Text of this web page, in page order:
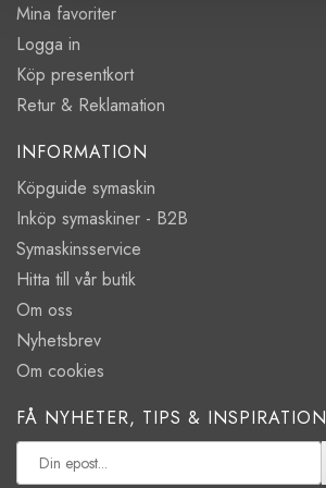
Mina favoriter
Logga in
Köp presentkort
Retur & Reklamation
INFORMATION
Köpguide symaskin
Inköp symaskiner - B2B
Symaskinsservice
Hitta till vår butik
Om oss
Nyhetsbrev
Om cookies
FÅ NYHETER, TIPS & INSPIRATION